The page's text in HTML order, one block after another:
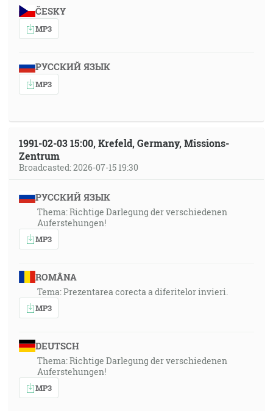
ČESKY
MP3
РУССКИЙ ЯЗЫК
MP3
1991-02-03 15:00, Krefeld, Germany, Missions-
Zentrum
Broadcasted: 2026-07-15 19:30
РУССКИЙ ЯЗЫК
Thema: Richtige Darlegung der verschiedenen
Auferstehungen!
MP3
ROMÂNA
Tema: Prezentarea corecta a diferitelor invieri.
MP3
DEUTSCH
Thema: Richtige Darlegung der verschiedenen
Auferstehungen!
MP3